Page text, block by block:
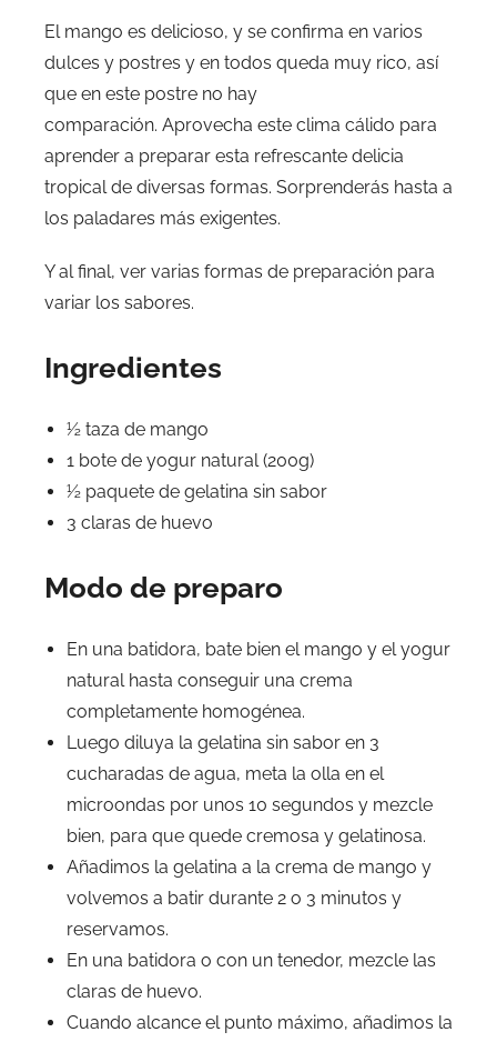
El mango es delicioso, y se confirma en varios
dulces y postres y en todos queda muy rico, así
que en este postre no hay
comparación. Aprovecha este clima cálido para
aprender a preparar esta refrescante delicia
tropical de diversas formas. Sorprenderás hasta a
los paladares más exigentes.
Y al final, ver varias formas de preparación para
variar los sabores.
Ingredientes
½ taza de mango
1 bote de yogur natural (200g)
½ paquete de gelatina sin sabor
3 claras de huevo
Modo de preparo
En una batidora, bate bien el mango y el yogur
natural hasta conseguir una crema
completamente homogénea.
Luego diluya la gelatina sin sabor en 3
cucharadas de agua, meta la olla en el
microondas por unos 10 segundos y mezcle
bien, para que quede cremosa y gelatinosa.
Añadimos la gelatina a la crema de mango y
volvemos a batir durante 2 o 3 minutos y
reservamos.
En una batidora o con un tenedor, mezcle las
claras de huevo.
Cuando alcance el punto máximo, añadimos la